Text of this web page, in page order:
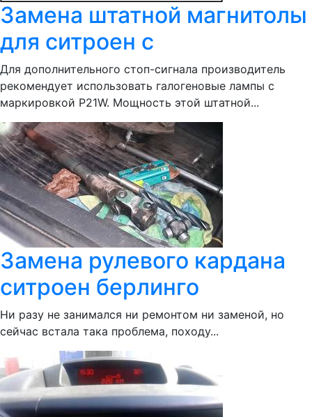
Замена штатной магнитолы
для ситроен с
Для дополнительного стоп-сигнала производитель
рекомендует использовать галогеновые лампы с
маркировкой P21W. Мощность этой штатной...
Замена рулевого кардана
ситроен берлинго
Ни разу не занимался ни ремонтом ни заменой, но
сейчас встала така проблема, походу...